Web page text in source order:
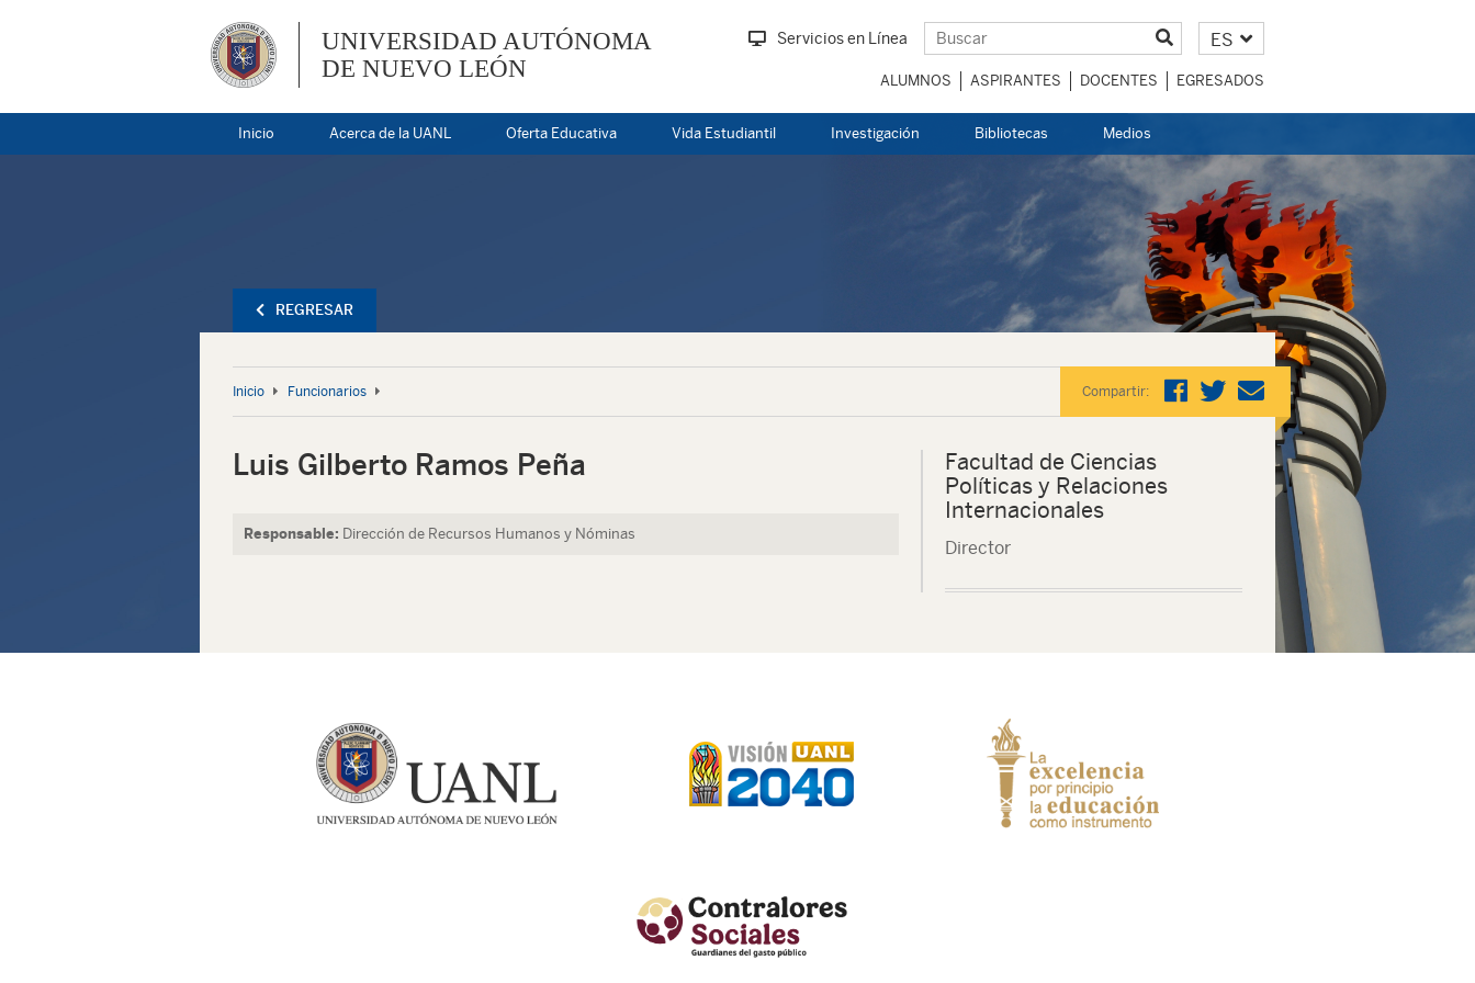
UNIVERSIDAD AUTÓNOMA
DE NUEVO LEÓN
Servicios en Línea ES
ALUMNOS ASPIRANTES DOCENTES EGRESADOS
Inicio Acerca de la UANL Oferta Educativa Vida Estudiantil Investigación Bibliotecas Medios
REGRESAR
Inicio Funcionarios Compartir:
Luis Gilberto Ramos Peña
Responsable: Dirección de Recursos Humanos y Nóminas
Facultad de Ciencias
Políticas y Relaciones
Internacionales
Director